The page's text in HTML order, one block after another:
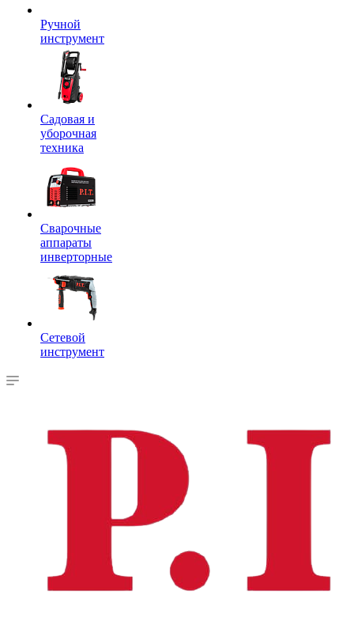
Ручной
инструмент
Садовая и
уборочная
техника
Сварочные
аппараты
инверторные
Сетевой
инструмент